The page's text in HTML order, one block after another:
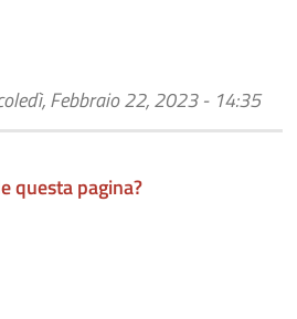
Febbraio 22, 2023 - 14:35
questa pagina?